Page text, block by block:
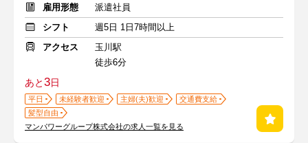
雇用形態
派遣社員
シフト
週5日 1日7時間以上
アクセス
玉川駅
徒歩6分
あと3日
平日 未経験者歓迎 主婦(夫)歓迎
交通費支給
髪型自由
マンパワーグループ株式会社の求人一覧を見る